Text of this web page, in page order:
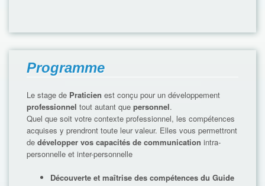
Programme
Le stage de Praticien est conçu pour un développement
professionnel tout autant que personnel.
Quel que soit votre contexte professionnel, les compétences
acquises y prendront toute leur valeur. Elles vous permettront
de développer vos capacités de communication intra-
personnelle et inter-personnelle
Découverte et maîtrise des compétences du Guide